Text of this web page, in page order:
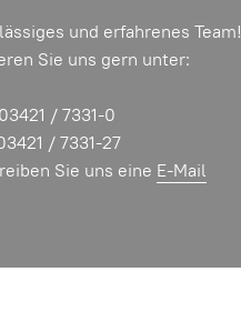
und erfahrenes Team!
Sie uns gern unter:
/ 7331-0
/ 7331-27
Sie uns eine E-Mail